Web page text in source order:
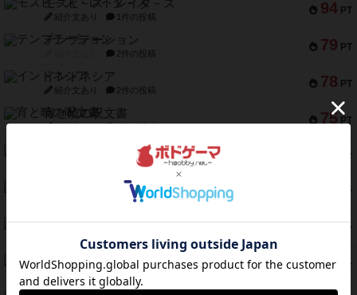
94 PT
モズビ－ズ・レイダ－ズ
紹介文あり 1件の投稿
79 PT
テンプテーション
2件の投稿
78 PT
インドネシア
紹介文あり 2件の投稿
75 PT
宵と暁の呪文書
紹介文あり 8件の投稿
PT
リスボン・トラム 28
9件の投稿
PT
1件の投稿
66 PT
ブラヴェスト
60 PT
スペクタキュラー
紹介文なし 1件の投稿